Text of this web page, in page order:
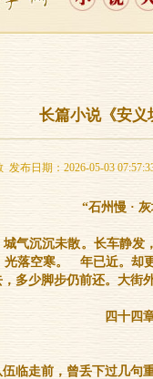
长篇小说《安义
发布日期：2026-05-03
“石州慢 ·
气沉沉未散。长车静
光落空寒。 年已近。却
多少脚步仍前还。大街
四十四
临走前，曾丢下过几句